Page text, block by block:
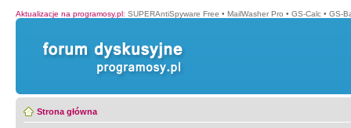
Aktualizacje na programosy.pl: SUPERAntiSpyware Free • MailWasher Pro • GS-Calc • GS-
Strona główna